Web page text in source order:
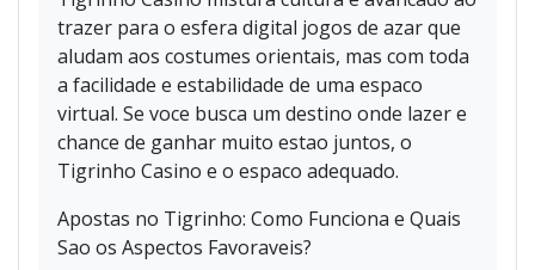
trazer para o esfera digital jogos de azar que
aludam aos costumes orientais, mas com toda
a facilidade e estabilidade de uma espaco
virtual. Se voce busca um destino onde lazer e
chance de ganhar muito estao juntos, o
Tigrinho Casino e o espaco adequado.
Apostas no Tigrinho: Como Funciona e Quais
Sao os Aspectos Favoraveis?